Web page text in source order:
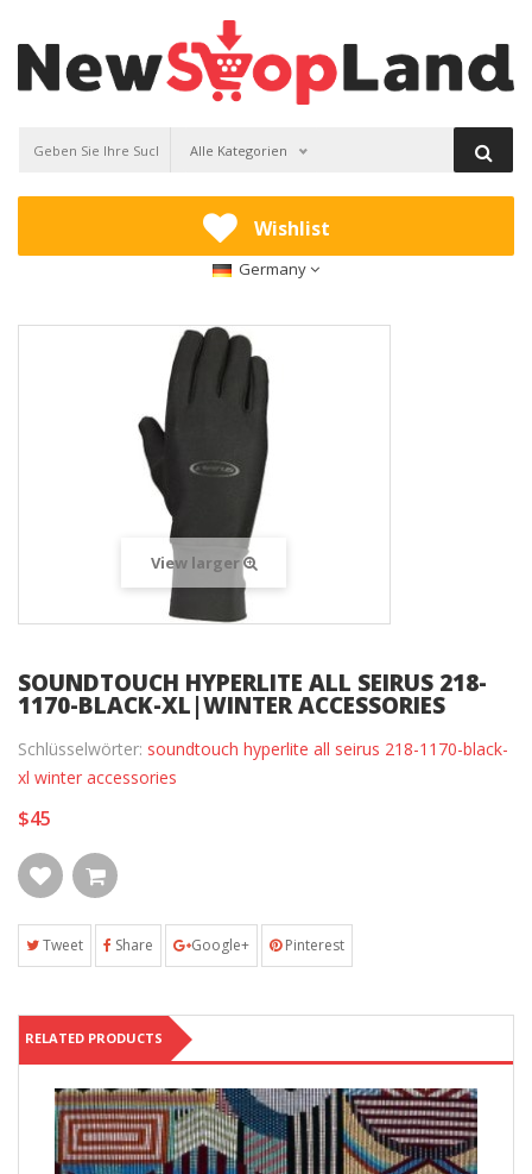
Alle Kategorien
Wishlist
Germany
View larger
SOUNDTOUCH HYPERLITE ALL SEIRUS 218-
1170-BLACK-XL|WINTER ACCESSORIES
Schlüsselwörter: soundtouch hyperlite all seirus 218-1170-black-
xl winter accessories
$45
Tweet Share Google+ Pinterest
RELATED PRODUCTS